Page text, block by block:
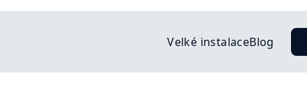
Velké instalaceBlog